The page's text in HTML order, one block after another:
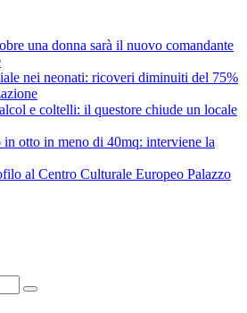
una donna sarà il nuovo comandante
nei neonati: ricoveri diminuiti del 75%
e coltelli: il questore chiude un locale
otto in meno di 40mq: interviene la
al Centro Culturale Europeo Palazzo